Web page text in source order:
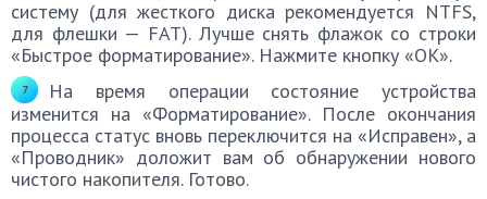
систему (для жесткого диска рекомендуется NTFS,
для флешки — FAT). Лучше снять флажок со строки
«Быстрое форматирование». Нажмите кнопку «ОК».
На время операции состояние устройства
изменится на «Форматирование». После окончания
процесса статус вновь переключится на «Исправен», а
«Проводник» доложит вам об обнаружении нового
чистого накопителя. Готово.